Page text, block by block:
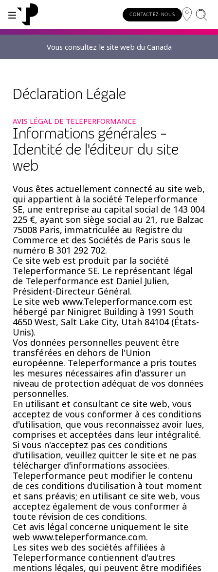
CONTACTEZ-NOUS
Récompenses et distinctions
Sécurité et excellence des processus
Digital CX and AI
Vous consultez le site web du Canada
Déclaration Légale
AVIS LÉGAL DE TELEPERFORMANCE
Informations générales -
Identité de l'éditeur du site
web
Vous êtes actuellement connecté au site web,
qui appartient à la société Teleperformance
SE, une entreprise au capital social de 143 004
225 €, ayant son siège social au 21, rue Balzac
75008 Paris, immatriculée au Registre du
Commerce et des Sociétés de Paris sous le
numéro B 301 292 702.
Ce site web est produit par la société
Teleperformance SE. Le représentant légal
de Teleperformance est Daniel Julien,
Président-Directeur Général.
Le site web www.Teleperformance.com est
hébergé par Ninigret Building à 1991 South
4650 West, Salt Lake City, Utah 84104 (États-
Unis).
Vos données personnelles peuvent être
transférées en dehors de l'Union
européenne. Teleperformance a pris toutes
les mesures nécessaires afin d'assurer un
niveau de protection adéquat de vos données
personnelles.
En utilisant et consultant ce site web, vous
acceptez de vous conformer à ces conditions
d'utilisation, que vous reconnaissez avoir lues,
comprises et acceptées dans leur intégralité.
Si vous n'acceptez pas ces conditions
d'utilisation, veuillez quitter le site et ne pas
télécharger d'informations associées.
Teleperformance peut modifier le contenu
de ces conditions d'utilisation à tout moment
et sans préavis; en utilisant ce site web, vous
acceptez également de vous conformer à
toute révision de ces conditions.
Cet avis légal concerne uniquement le site
web www.teleperformance.com.
Les sites web des sociétés affiliées à
Teleperformance contiennent d'autres
mentions légales, qui peuvent être modifiées